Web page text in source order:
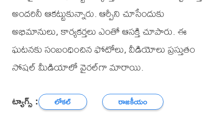
అందరినీ ఆకట్టుకున్నారు. ఆర్పీని చూసేందుకు
అభిమానులు, కార్యకర్తలు ఎంతో ఆసక్తి చూపారు. ఈ
ఘటనకు సంబంధించిన ఫోటోలు, వీడియోలు ప్రస్తుతం
సోషల్ మీడియాలో వైరల్‌గా మారాయి.
ట్యాగ్స్ : లోకల్
రాజకీయం